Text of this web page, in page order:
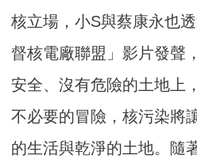
核立場，小S與蔡康永也
督核電廠聯盟」影片發聲
安全、沒有危險的土地上
不必要的冒險，核污染將
的生活與乾淨的土地。隨